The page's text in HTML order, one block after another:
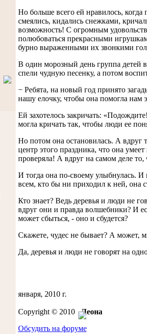
Но больше всего ей нравилось,
смеялись, кидались снежками,
возможность! С огромным
полюбоваться прекрасными
бурно выраженными их звонкими
В один морозный день группа детей
спели чудную песенку, а потом
− Ребята, на новый год принято
нашу елочку, чтобы она помогла нам
Ей захотелось закричать:
могла кричать так, чтобы люди ее
Но потом она остановилась. А вдруг
центр этого праздника, что она
проверяла! А вдруг на самом деле
И тогда она по-своему улыбнулась. И
всем, кто бы ни приходил к ней, она
Кто знает? Ведь деревья и люди не
вдруг они и правда волшебники? И
может сбыться, - оно и сбудется?
Скажете, чудес не бывает? А может,
Да, деревья и люди не говорят на
января, 2010 г.
Copyright © 2010Леона
Обсудить на форуме